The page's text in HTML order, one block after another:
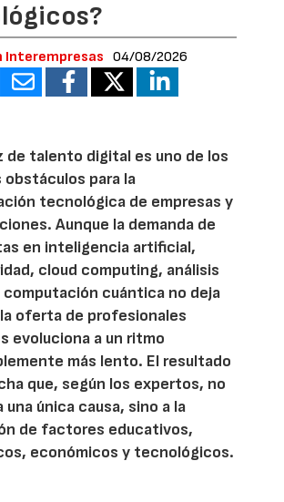
Interempresas 04/08/2026
de talento digital es uno de los
obstáculos para la
tecnológica de empresas y
Aunque la demanda de
en inteligencia artificial,
cloud computing, análisis
computación cuántica no deja
oferta de profesionales
evoluciona a un ritmo
más lento. El resultado
que, según los expertos, no
una única causa, sino a la
de factores educativos,
económicos y tecnológicos.